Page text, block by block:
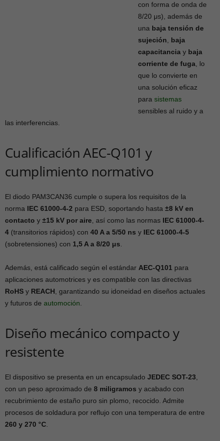
con forma de onda de
8/20 μs), además de
una baja tensión de
sujeción
baja
capacitancia y baja
corriente de fuga , lo
que lo convierte en
una solución eficaz
para sistemas
sensibles al ruido y a
las interferencias.
Cualificación AEC-Q101 y
cumplimiento normativo
El diodo PAM3CAN36 cumple o supera los requisitos de la
norma IEC 61000-4-2 para ESD, soportando hasta ±8 kV en
contacto y ±15 kV por aire , así como las normas IEC 61000-4-
4 (transitorios rápidos) con 40 A a 5/50 ns y IEC 61000-4-5
(sobretensiones) con 1,5 A a 8/20 μs
Además, está calificado según el estándar AEC-Q101 para
aplicaciones automotrices y es compatible con las directivas
RoHS y REACH , garantizando su idoneidad en diseños actuales
y futuros de automoción
Diseño mecánico compacto y
resistente
El dispositivo se presenta en un encapsulado JEDEC SOT-23
con un peso aproximado de 8 miligramos y acabado con
recubrimiento de estaño puro sin plomo, recocido. Admite
procesos de soldadura por reflujo con una temperatura de entre
260 y 270 °C